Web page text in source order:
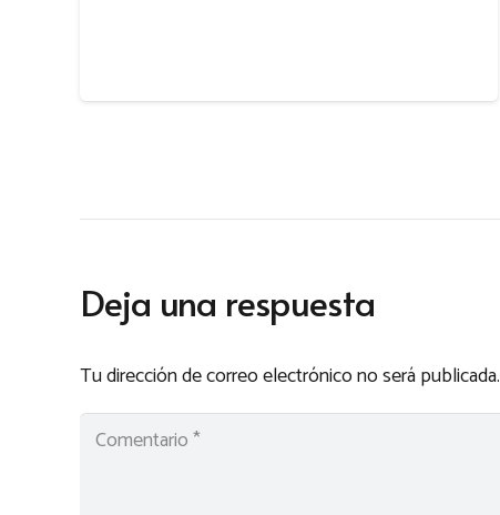
Deja una respuesta
Tu dirección de correo electrónico no será publicada.